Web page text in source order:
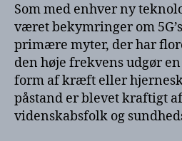
Som med enhver ny
været bekymringer om
primære myter, der har
den høje frekvens udgør
form af kræft eller
påstand er blevet kraftigt
videnskabsfolk og